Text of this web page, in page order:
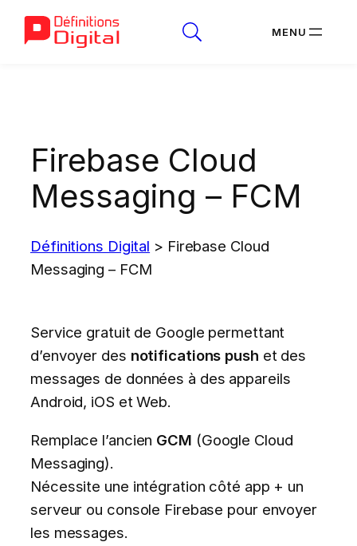
Firebase Cloud
Messaging – FCM
Définitions Digital > Firebase Cloud
Messaging – FCM
Service gratuit de Google permettant
d’envoyer des notifications push et des
messages de données à des appareils
Android, iOS et Web.
Remplace l’ancien GCM (Google Cloud
Messaging).
Nécessite une intégration côté app + un
serveur ou console Firebase pour envoyer
les messages.